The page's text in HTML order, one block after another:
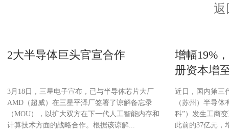
返
2大半导体巨头官宣合作
3月18日，三星电子宣布，已与半导体芯片大厂
AMD（超威）在三星平泽厂签署了谅解备忘录
（MOU），以扩大双方在下一代人工智能内存和
计算技术方面的战略合作。根据该谅解...
增幅19%
册资本增
近日，国内第三
（苏州）半导
科”）发生工商
此前的37亿元，